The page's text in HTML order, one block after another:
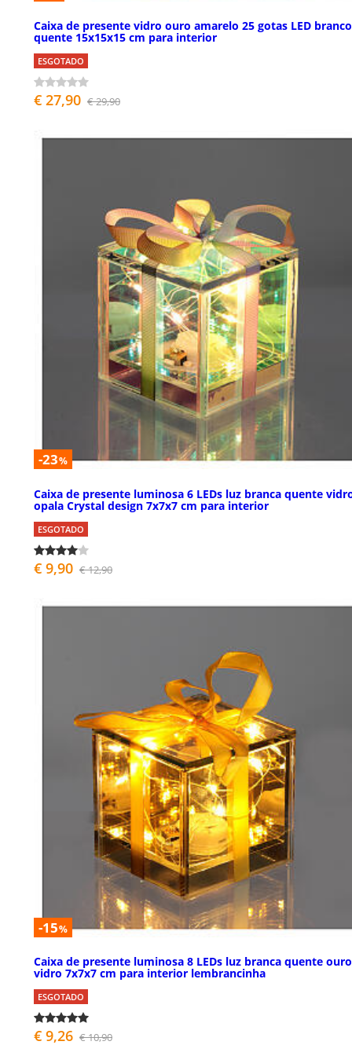
Caixa de presente vidro ouro amarelo 25 gotas LED branco
quente 15x15x15 cm para interior
ESGOTADO
€ 27,90 € 29,90
-23%
Caixa de presente luminosa 6 LEDs luz branca quente
opala Crystal design 7x7x7 cm para interior
ESGOTADO
€ 9,90 € 12,90
-15%
Caixa de presente luminosa 8 LEDs luz branca quente ouro
vidro 7x7x7 cm para interior lembrancinha
ESGOTADO
€ 9,26 € 10,90